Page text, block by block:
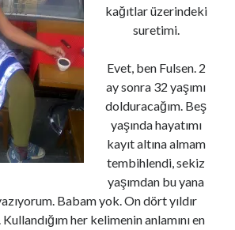
Ayıp Mıdır?
İçimizdeki İtalyan Aşkı
80’lerde Doğmuş Çocukların 40’lı Yaşlara Dair
Bir Şey
kağıtlar üzerindeki
suretimi.
Evet, ben Fulsen. 2
ay sonra 32 yaşımı
dolduracağım. Beş
yaşında hayatımı
kayıt altına almam
tembihlendi, sekiz
yaşımdan bu yana
Babam yok. On dört yıldır
her kelimenin anlamını en